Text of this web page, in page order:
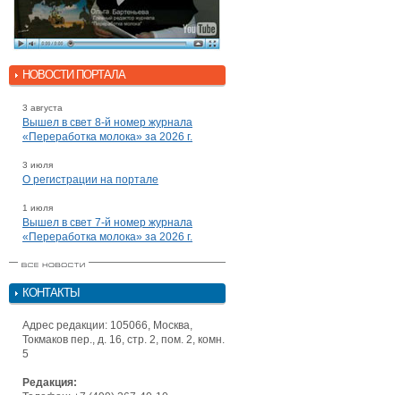
НОВОСТИ ПОРТАЛА
3 августа
Вышел в свет 8-й номер журнала
«Переработка молока» за 2026 г.
3 июля
О регистрации на портале
1 июля
Вышел в свет 7-й номер журнала
«Переработка молока» за 2026 г.
КОНТАКТЫ
Адрес редакции: 105066, Москва,
Токмаков пер., д. 16, стр. 2, пом. 2, комн.
5
Редакция: